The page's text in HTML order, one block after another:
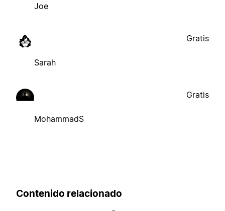
Joe
Sarah
Gratis
MohammadS
Gratis
Contenido relacionado